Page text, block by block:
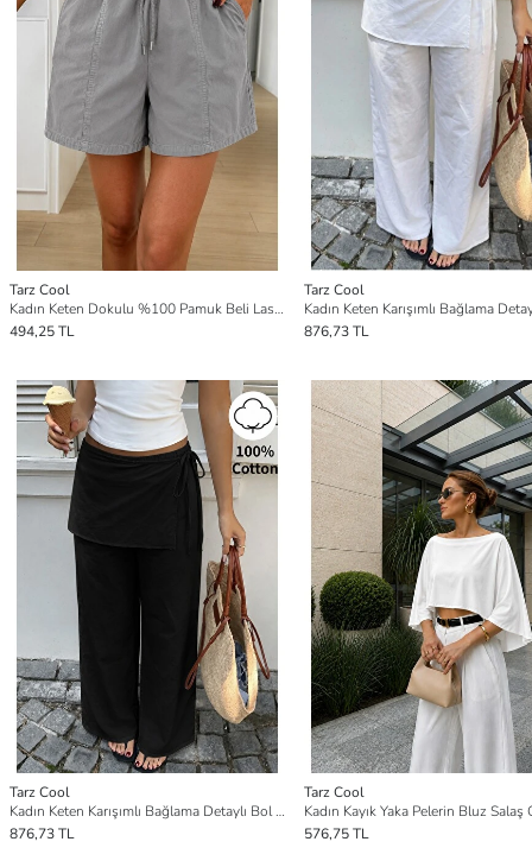
Tarz Cool
Kadın Keten Dokulu %100 Pamuk Beli Lastikli Cepsiz Şort
494,25 TL
Tarz Cool
876,73 TL
Tarz Cool
Kadın Keten Karışımlı Bağlama Detaylı Bol Paça Rahat Kesim Pantolon
876,73 TL
Tarz Cool
576,75 TL